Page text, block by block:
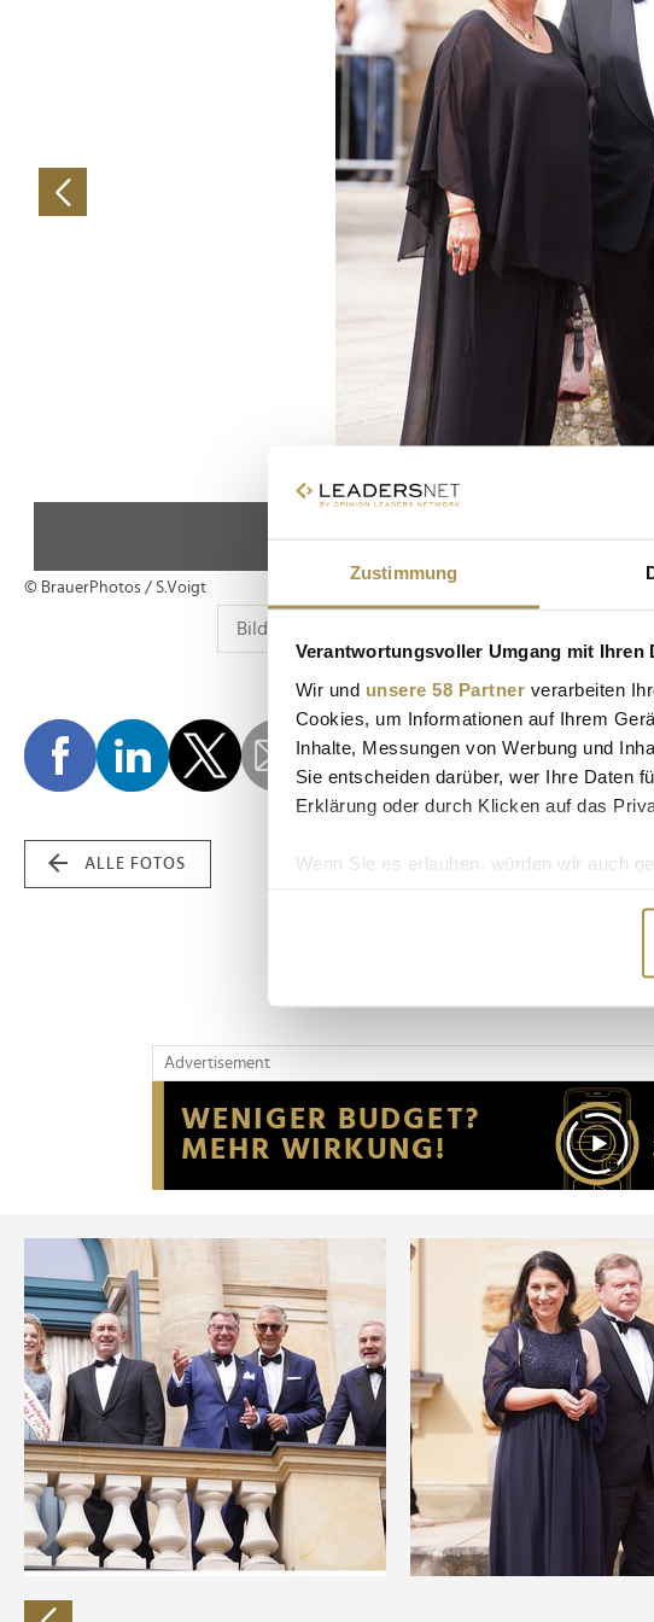
Zustimmung
Verantwortungsvoller Umgang mit Ihren
Wir und unsere 58 Partner verarbeiten
Cookies, um Informationen auf Ihrem
Inhalte, Messungen von Werbung und
Sie entscheiden darüber, wer Ihre Daten
Erklärung oder durch Klicken auf das
Wenn Sie es erlauben, würden wir auch
Erfahren Sie mehr darüber, wie Ihre
Wir verwenden Cookies, um Inhalte und
Website an unsere Partner für soziale
möglicherweise mit weiteren Daten
der Dienste gesammelt haben.
© BrauerPhotos / S.Voigt
ALLE FOTOS
Advertisement